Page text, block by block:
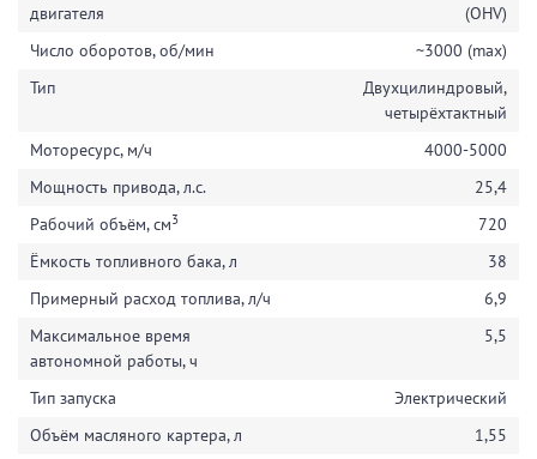
двигателя
(OHV)
Число оборотов, об/мин
~3000 (max)
Тип
Двухцилиндровый,
четырёхтактный
Моторесурс, м/ч
4000-5000
Мощность привода, л.с.
25,4
Рабочий объём, см3
720
Ёмкость топливного бака, л
38
Примерный расход топлива, л/ч
6,9
Максимальное время
автономной работы, ч
5,5
Тип запуска
Электрический
Объём масляного картера, л
1,55